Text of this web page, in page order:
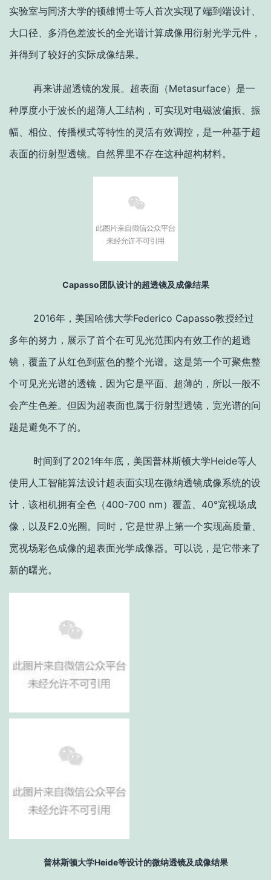
实验室与同济大学的顿雄博士等人首次实现了端到端设计、
大口径、多消色差波长的全光谱计算成像用衍射光学元件，
并得到了较好的实际成像结果。
再来讲超透镜的发展。超表面（Metasurface）是一
种厚度小于波长的超薄人工结构，可实现对电磁波偏振、振
幅、相位、传播模式等特性的灵活有效调控，是一种基于超
表面的衍射型透镜。自然界里不存在这种超构材料。
Capasso团队设计的超透镜及成像结果
2016年，美国哈佛大学Federico Capasso教授经过
多年的努力，展示了首个在可见光范围内有效工作的超透
镜，覆盖了从红色到蓝色的整个光谱。这是第一个可聚焦整
个可见光光谱的透镜，因为它是平面、超薄的，所以一般不
会产生色差。但因为超表面也属于衍射型透镜，宽光谱的问
题是避免不了的。
时间到了2021年年底，美国普林斯顿大学Heide等人
使用人工智能算法设计超表面实现在微纳透镜成像系统的设
计，该相机拥有全色（400-700 nm）覆盖、40°宽视场成
像，以及F2.0光圈。同时，它是世界上第一个实现高质量、
宽视场彩色成像的超表面光学成像器。可以说，是它带来了
新的曙光。
普林斯顿大学Heide等设计的微纳透镜及成像结果